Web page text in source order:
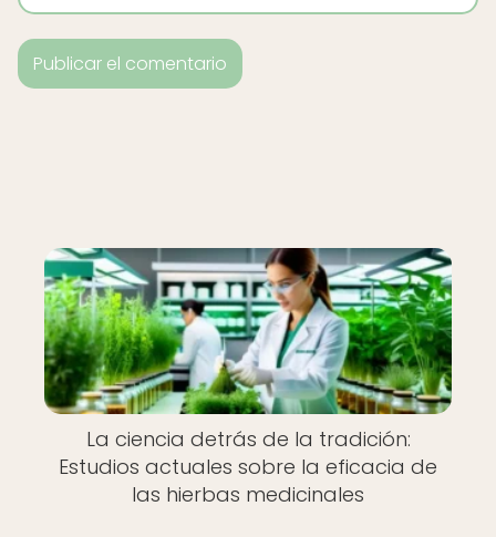
La ciencia detrás de la tradición:
Estudios actuales sobre la eficacia de
las hierbas medicinales